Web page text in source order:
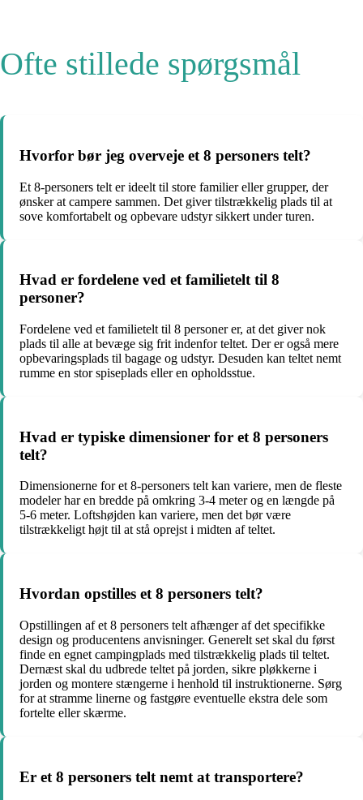
Ofte stillede spørgsmål
Hvorfor bør jeg overveje et 8 personers telt?
Et 8-personers telt er ideelt til store familier eller grupper, der
ønsker at campere sammen. Det giver tilstrækkelig plads til at
sove komfortabelt og opbevare udstyr sikkert under turen.
Hvad er fordelene ved et familietelt til 8
personer?
Fordelene ved et familietelt til 8 personer er, at det giver nok
plads til alle at bevæge sig frit indenfor teltet. Der er også mere
opbevaringsplads til bagage og udstyr. Desuden kan teltet nemt
rumme en stor spiseplads eller en opholdsstue.
Hvad er typiske dimensioner for et 8 personers
telt?
Dimensionerne for et 8-personers telt kan variere, men de fleste
modeler har en bredde på omkring 3-4 meter og en længde på
5-6 meter. Loftshøjden kan variere, men det bør være
tilstrækkeligt højt til at stå oprejst i midten af teltet.
Hvordan opstilles et 8 personers telt?
Opstillingen af et 8 personers telt afhænger af det specifikke
design og producentens anvisninger. Generelt set skal du først
finde en egnet campingplads med tilstrækkelig plads til teltet.
Dernæst skal du udbrede teltet på jorden, sikre pløkkerne i
jorden og montere stængerne i henhold til instruktionerne. Sørg
for at stramme linerne og fastgøre eventuelle ekstra dele som
fortelte eller skærme.
Er et 8 personers telt nemt at transportere?